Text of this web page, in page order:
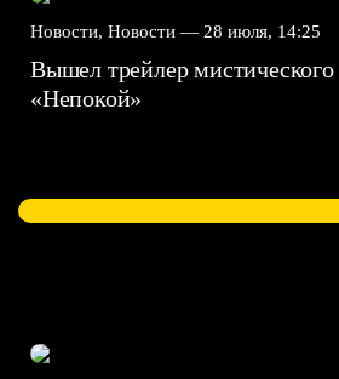
Новости, Новости — 28 июля, 14:25
Вышел трейлер
«Непокой»